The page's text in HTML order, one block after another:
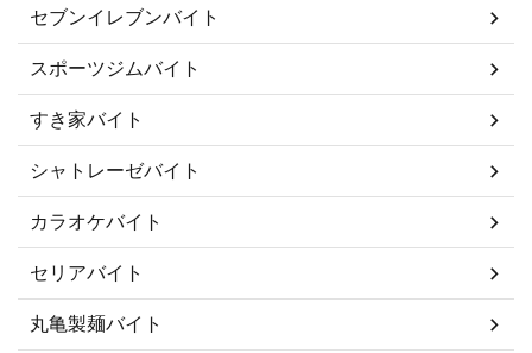
セブンイレブンバイト
スポーツジムバイト
すき家バイト
シャトレーゼバイト
カラオケバイト
セリアバイト
丸亀製麺バイト